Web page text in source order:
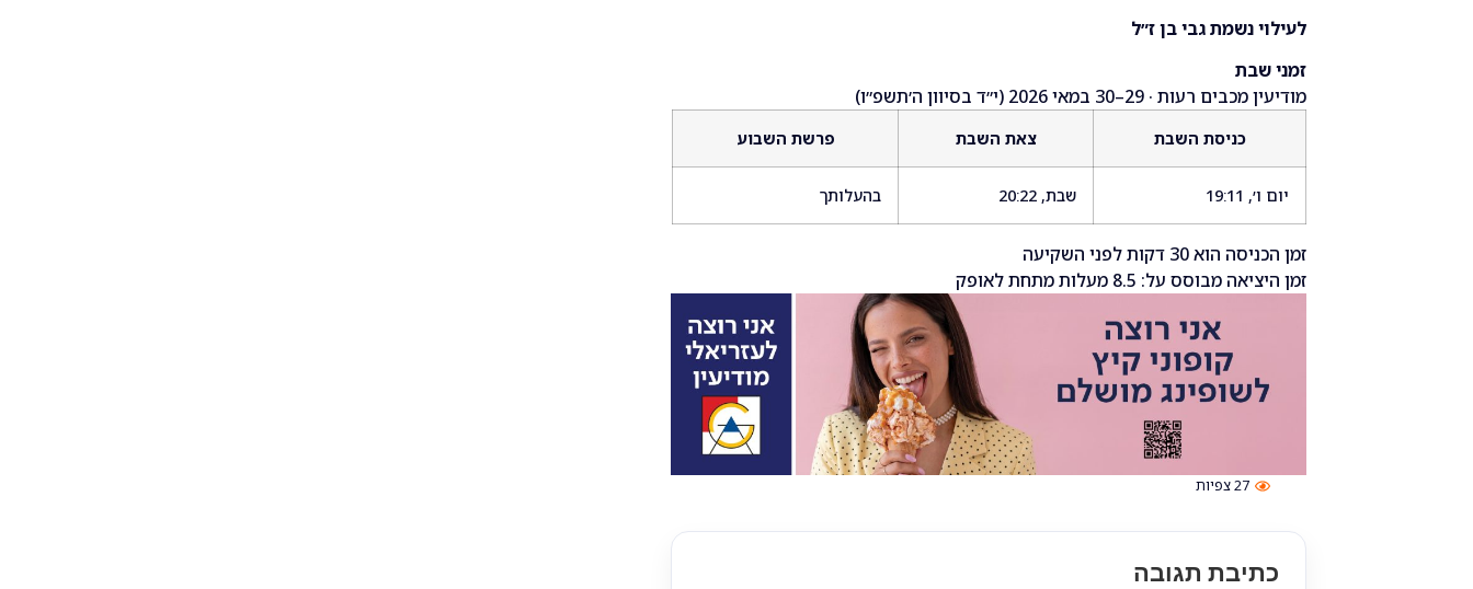
לעילוי נשמת גבי בן ז״ל
זמני שבת
מודיעין מכבים רעות · 29–30 במאי 2026 (י״ד בסיוון ה׳תשפ״ו)
כניסת השבת צאת השבת פרשת השבוע
יום ו׳, 19:11 שבת, 20:22 בהעלותך
זמן הכניסה הוא 30 דקות לפני השקיעה
זמן היציאה מבוסס על: 8.5 מעלות מתחת לאופק
27צפיות
כתיבת תגובה